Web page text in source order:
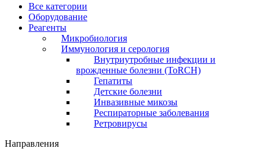
Все категории
Оборудование
Реагенты
Микробиология
Иммунология и серология
Внутриутробные инфекции и
врожденные болезни (ToRCH)
Гепатиты
Детские болезни
Инвазивные микозы
Респираторные заболевания
Ретровирусы
Направления